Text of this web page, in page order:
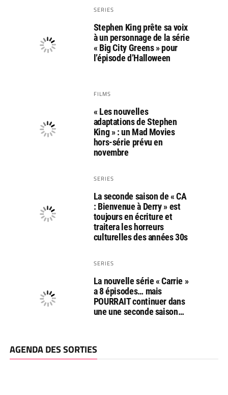
SERIES
Stephen King prête sa voix
à un personnage de la série
« Big City Greens » pour
l’épisode d’Halloween
FILMS
« Les nouvelles
adaptations de Stephen
King » : un Mad Movies
hors-série prévu en
novembre
SERIES
La seconde saison de « CA
: Bienvenue à Derry » est
toujours en écriture et
traitera les horreurs
culturelles des années 30s
SERIES
La nouvelle série « Carrie »
a 8 épisodes… mais
POURRAIT continuer dans
une une seconde saison…
AGENDA DES SORTIES